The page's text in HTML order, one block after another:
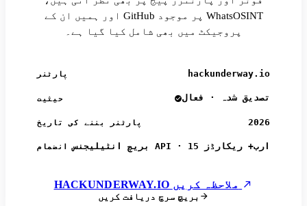
اور ہمیں ان کے GitHub پر موجود WhatsOSINT
پروجیکٹ میں بھی شامل کیا گیا ہے۔
پارٹنر hackunderway.io
حیثیت تصدیق شدہ · فعال
پارٹنر بننے کی تاریخ 2026
انضمام بریچ انٹیلیجنس API · 15 ارب+ ریکارڈز
بریچ سرچ دریافت کریں